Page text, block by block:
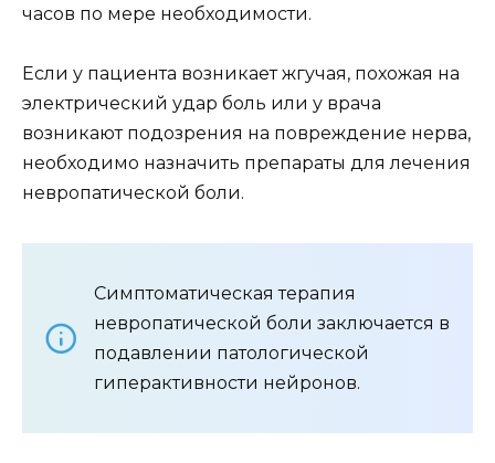
часов по мере необходимости.
Если у пациента возникает жгучая, похожая на
электрический удар боль или у врача
возникают подозрения на повреждение нерва,
необходимо назначить препараты для лечения
невропатической боли.
Симптоматическая терапия
невропатической боли заключается в
подавлении патологической
гиперактивности нейронов.